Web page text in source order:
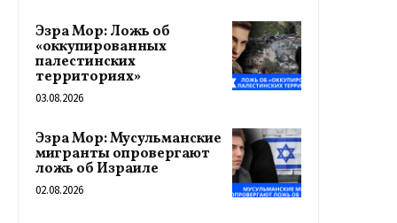
Эзра Мор: Ложь об
«оккупированных
палестинских
территориях»
03.08.2026
Эзра Мор: Мусульманские
мигранты опровергают
ложь об Израиле
02.08.2026